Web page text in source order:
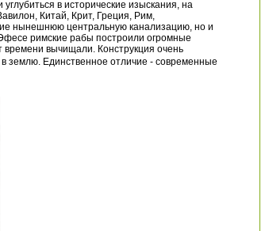
в исторические изыскания, на
Китай, Крит, Греция, Рим,
нынешнюю центральную канализацию, но и
римские рабы построили огромные
времени вычищали. Конструкция очень
землю. Единственное отличие - современные